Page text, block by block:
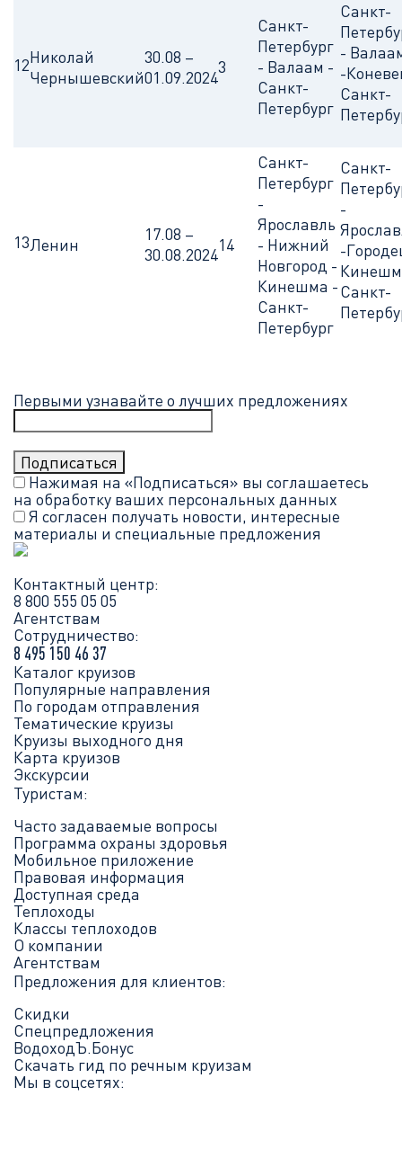
12Николай
Чернышевский
30.08 –
01.09.2024
3
Санкт-
Петербург
- Валаам -
Санкт-
Петербург
Санкт-
-
-
Санкт-
13Ленин
17.08 –
30.08.202414
Санкт-
Петербург
-
Ярославль
- Нижний
Новгород -
Кинешма -
Санкт-
Петербург
Санкт-
-
-
Санкт-
Первыми узнавайте о лучших предложениях
Нажимая на «Подписаться» вы соглашаетесь
на обработку ваших персональных данных
Я согласен получать новости, интересные
материалы и специальные предложения
Контактный центр:
8 800 555 05 05
Агентствам
Сотрудничество:
8 495 150 46 37
Каталог круизов
Популярные направления
По городам отправления
Тематические круизы
Круизы выходного дня
Карта круизов
Экскурсии
Туристам:
Часто задаваемые вопросы
Программа охраны здоровья
Мобильное приложение
Правовая информация
Доступная среда
Теплоходы
Классы теплоходов
О компании
Агентствам
Предложения для клиентов:
Скидки
Спецпредложения
ВодоходЪ.Бонус
Скачать гид по речным круизам
Мы в соцсетях: